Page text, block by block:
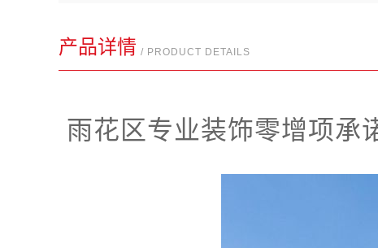
产品详情 / PRODUCT DETAILS
雨花区专业装饰零增项